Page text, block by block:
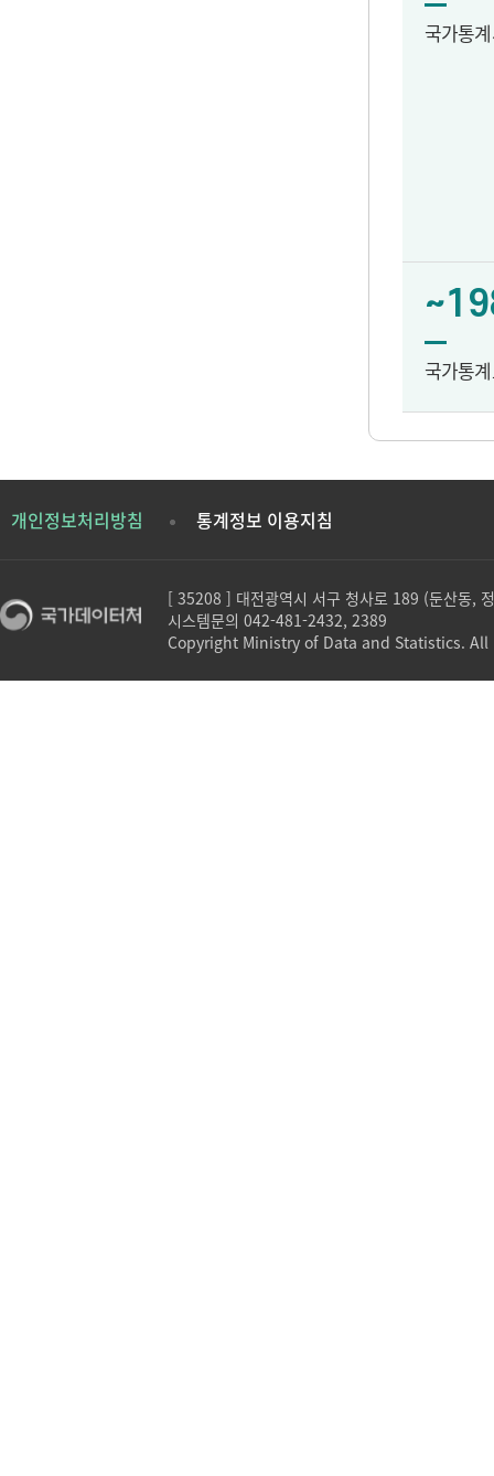
국가통
국가통
개인정보처리방침 통계정보 이용지침
[ 35208 ] 대전광역시 서구 청사로 189 (둔산동,
시스템문의 042-481-2432, 2389
Copyright Ministry of Data and Statistics.